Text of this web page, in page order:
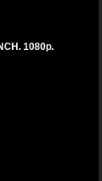
1080p.